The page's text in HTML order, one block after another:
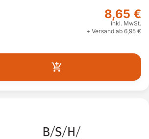
8,65 €
inkl. MwSt.
+ Versand ab 6,95 €